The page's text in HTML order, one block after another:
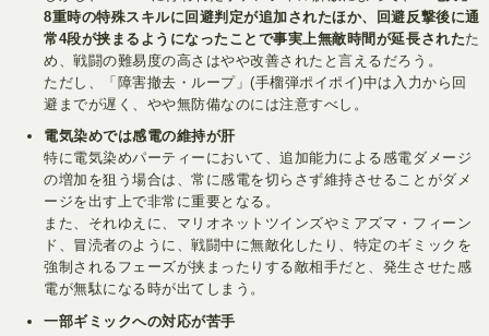
8重時の特殊スキルに回避判定が追加されたほか、回避反撃後に通
常4段が挟まるようになったことで事実上無敵時間が延長されたた
め、戦闘の難易度の高さはやや改善されたと言えるだろう。
ただし、「障害撤去・ループ」(手榴弾ポイポイ)中は入力から回
避までが遅く、やや無防備なのには注意すべし。
電気染めでは感電の維持が肝
特に電気染めパーティーにおいて、追加能力による感電ダメージ
の増加を狙う場合は、常に感電を切らさず維持させることがダメ
ージを出す上で非常に重要となる。
また、それゆえに、マリオネットツインズやミアズマ・フィーン
ド、冒涜者のように、戦闘中に無敵化したり、特定のギミックを
強制されるフェーズが挟まったりする敵相手だと、発生させた感
電が無駄になる時が出てしまう。
一部ギミックへの対応が苦手